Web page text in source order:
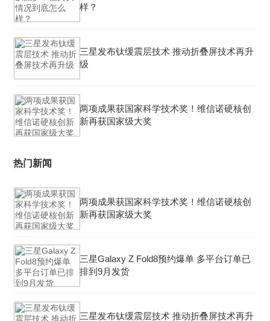
样？
三星发布钛缓震层技术 推动折叠屏技术再升
级
两项成果获国家科学技术奖！维信诺硬核创
新再获国家级大奖
热门新闻
两项成果获国家科学技术奖！维信诺硬核创
新再获国家级大奖
三星Galaxy Z Fold8预约爆单 多平台订单已
排到9月发货
三星发布钛缓震层技术 推动折叠屏技术再升